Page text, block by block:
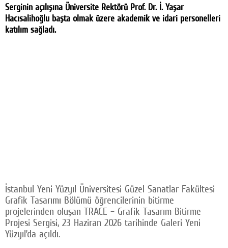
Serginin açılışına Üniversite Rektörü Prof. Dr. İ. Yaşar
Hacısalihoğlu başta olmak üzere akademik ve idari personelleri
katılım sağladı.
İstanbul Yeni Yüzyıl Üniversitesi Güzel Sanatlar Fakültesi
Grafik Tasarımı Bölümü öğrencilerinin bitirme
projelerinden oluşan TRACE – Grafik Tasarım Bitirme
Projesi Sergisi, 23 Haziran 2026 tarihinde Galeri Yeni
Yüzyıl’da açıldı.